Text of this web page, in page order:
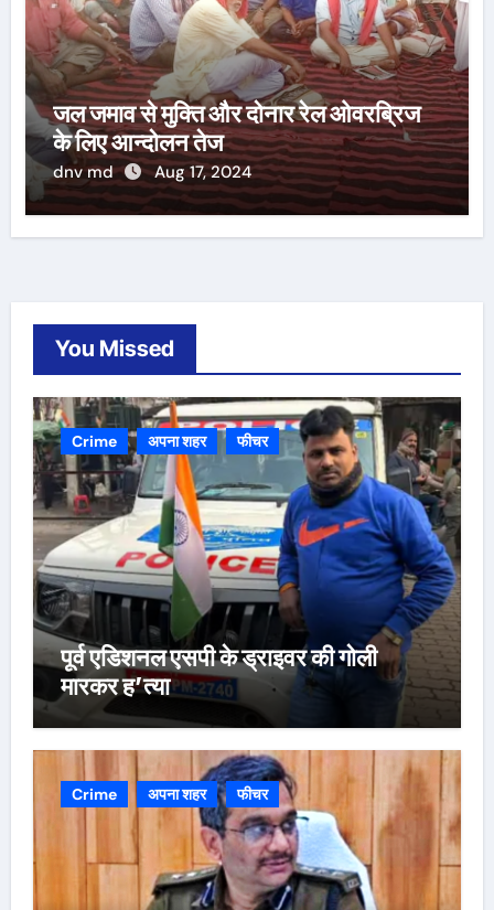
जल जमाव से मुक्ति और दोनार रेल ओवरब्रिज
के लिए आन्दोलन तेज
dnv md Aug 17, 2024
You Missed
Crime अपना शहर फीचर
पूर्व एडिशनल एसपी के ड्राइवर की गोली
मारकर ह’त्या
Crime अपना शहर फीचर